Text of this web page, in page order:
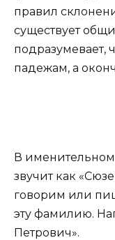
правил
существует
подразумевает,
падежам, а
В
звучит как
говорим или
эту фамилию.
Петрович».